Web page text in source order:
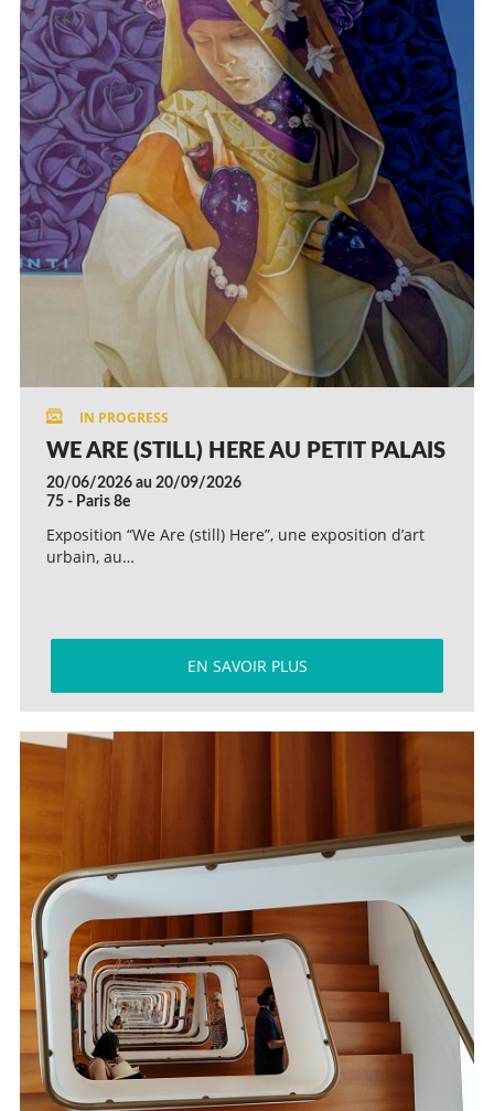
WE ARE (STILL) HERE AU PETIT PALAIS
20/06/2026 au 20/09/2026
75 - Paris 8e
Exposition “We Are (still) Here”, une exposition d’art
urbain, au…
EN SAVOIR PLUS